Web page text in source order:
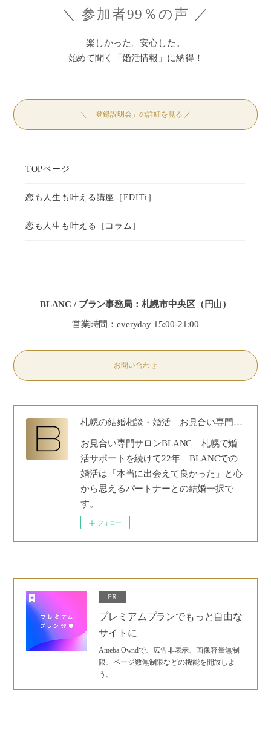
＼ 参加者99％の声 ／
楽しかった。安心した。
始めて聞く「婚活情報」に納得！
＼ 「登録説明会」の詳細を見る ／
BLANC / ブラン事務局：札幌市中央区（円山）
営業時間：everyday 15:00-21:00
お問い合わせ
札幌の結婚相談・婚活｜お見合い専門サロンBLANC｜30代40代50代の安心婚活
お見合い専門サロンBLANC − 札幌で婚
活サポートを続けて22年 − BLANCでの
婚活は「本当に出会えて良かった」と心
から思えるパートナーとの結婚一択で
す。
フォロー
PR
プレミアムプランでもっと自由な
サイトに
Ameba Owndで、広告非表示、画像容量無制
限、ページ数無制限などの機能を開放しよ
う。